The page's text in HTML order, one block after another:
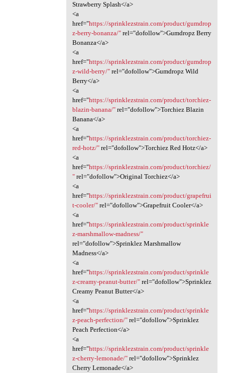
Strawberry Splash</a>
<a
href="https://sprinklezstrain.com/product/gumdrop
z-berry-bonanza/"rel="dofollow">Gumdropz Berry
Bonanza</a>
<a
href="https://sprinklezstrain.com/product/gumdrop
z-wild-berry/"rel="dofollow">Gumdropz Wild
Berry</a>
<a
href="https://sprinklezstrain.com/product/torchiez-
blazin-banana/"rel="dofollow">Torchiez Blazin
Banana</a>
<a
href="https://sprinklezstrain.com/product/torchiez-
red-hotz/"rel="dofollow">Torchiez Red Hotz</a>
<a
href="https://sprinklezstrain.com/product/torchiez/
"rel="dofollow">Original Torchiez</a>
<a
href="https://sprinklezstrain.com/product/grapefrui
t-cooler/"rel="dofollow">Grapefruit Cooler</a>
<a
href="https://sprinklezstrain.com/product/sprinkle
z-marshmallow-madness/"
rel="dofollow">Sprinklez Marshmallow
Madness</a>
<a
href="https://sprinklezstrain.com/product/sprinkle
z-creamy-peanut-butter/"rel="dofollow">Sprinklez
Creamy Peanut Butter</a>
<a
href="https://sprinklezstrain.com/product/sprinkle
z-peach-perfection/"rel="dofollow">Sprinklez
Peach Perfection</a>
<a
href="https://sprinklezstrain.com/product/sprinkle
z-cherry-lemonade/"rel="dofollow">Sprinklez
Cherry Lemonade</a>